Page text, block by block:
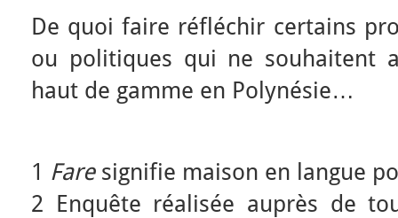
De quoi faire réfléchir certains
ou politiques qui ne souhaitent
haut de gamme en Polynésie…
1 Faresignifie maison en langue
2 Enquête réalisée auprès de